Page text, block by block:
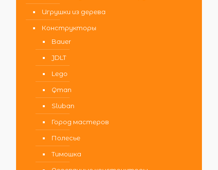
Игрушки из дерева
Конструкторы
Bauer
JDLT
Lego
Qman
Sluban
Город мастеров
Полесье
Тимошка